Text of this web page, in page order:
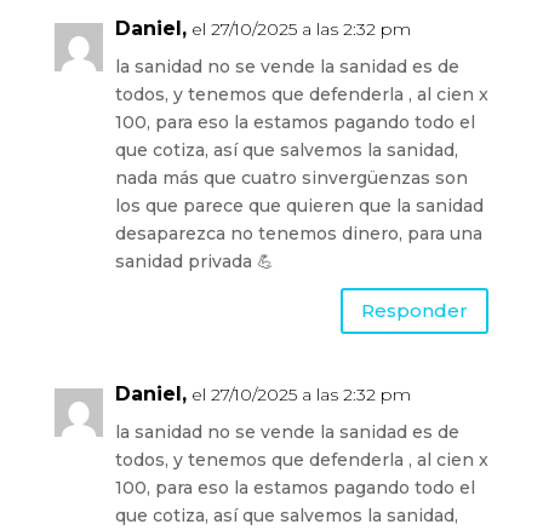
Daniel, el 27/10/2025 a las 2:32 pm
la sanidad no se vende la sanidad es de
todos, y tenemos que defenderla , al cien x
100, para eso la estamos pagando todo el
que cotiza, así que salvemos la sanidad,
nada más que cuatro sinvergüenzas son
los que parece que quieren que la sanidad
desaparezca no tenemos dinero, para una
sanidad privada 💪
Responder
Daniel, el 27/10/2025 a las 2:32 pm
la sanidad no se vende la sanidad es de
todos, y tenemos que defenderla , al cien x
100, para eso la estamos pagando todo el
que cotiza, así que salvemos la sanidad,